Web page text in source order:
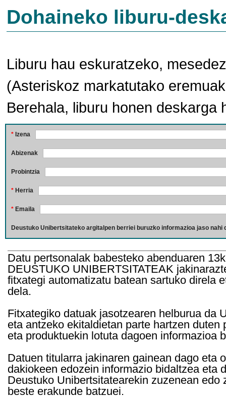
Dohaineko liburu-
Liburu hau eskuratzeko,
(Asteriskoz markatutako
Berehala, liburu honen deskarga
* Izena
Abizenak
Probintzia
* Herria
* Emaila
Deustuko Unibertsitateko argitalpen berriei buruzko informazioa jaso nahi
Datu pertsonalak babesteko abenduaren
DEUSTUKO UNIBERTSITATEAK
fitxategi automatizatu batean sartuko direla
dela.
Fitxategiko datuak jasotzearen helburua da
eta antzeko ekitaldietan parte hartzen
eta produktuekin lotuta dagoen informazioa
Datuen titularra jakinaren gainean dago eta
dakiokeen edozein informazio bidaltzea eta
Deustuko Unibertsitatearekin zuzenean
beste erakunde batzuei.